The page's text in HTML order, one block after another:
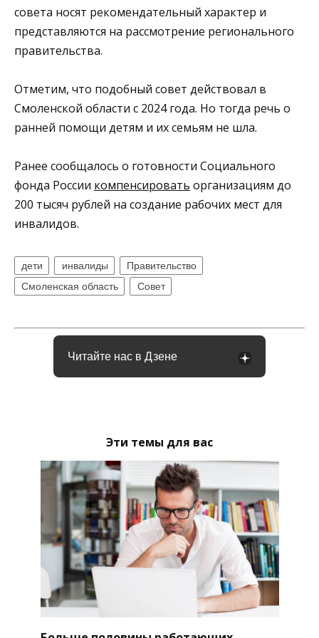
совета носят рекомендательный характер и
представляются на рассмотрение регионального
правительства.
Отметим, что подобный совет действовал в
Смоленской области с 2024 года. Но тогда речь о
ранней помощи детям и их семьям не шла.
Ранее сообщалось о готовности Социального
фонда России компенсировать организациям до
200 тысяч рублей на создание рабочих мест для
инвалидов.
дети инвалиды
Правительство
Смоленская область
Совет
Читайте нас в Дзене
Эти темы для вас